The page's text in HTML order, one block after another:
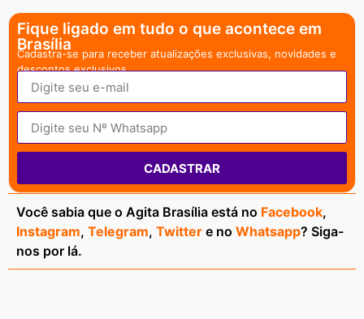
Fique ligado em tudo o que acontece em
Brasília
Cadastra-se para receber atualizações exclusivas, novidades e
descontos exclusivos.
CADASTRAR
Você sabia que o Agita Brasília está no Facebook,
Instagram, Telegram, Twitter e no Whatsapp? Siga-
nos por lá.